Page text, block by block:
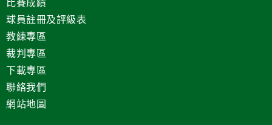
比賽成績
球員註冊及評級表
教練專區
裁判專區
下載專區
聯絡我們
網站地圖